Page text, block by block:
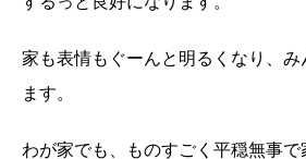
家も表情もぐーんと明るくなり、み
ます。
わが家でも、ものすごく平穏無事